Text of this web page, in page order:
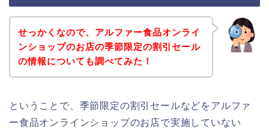
せっかくなので、アルファー食品オンライ
ンショップのお店の季節限定の割引セール
の情報についても調べてみた！
ということで、季節限定の割引セールなどをアルファ
ー食品オンラインショップのお店で実施していない